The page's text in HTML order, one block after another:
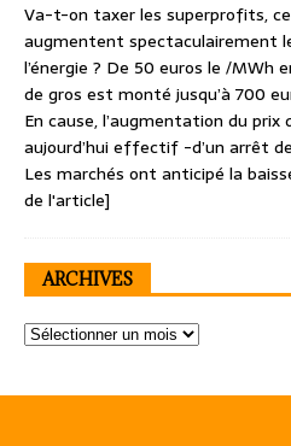
Va-t-on taxer les superprofits,
augmentent spectaculairement
l’énergie ? De 50 euros le /MWh
de gros est monté jusqu’à 700
En cause, l’augmentation du
aujourd’hui effectif -d’un arrêt
Les marchés ont anticipé la
de l'article]
ARCHIVES